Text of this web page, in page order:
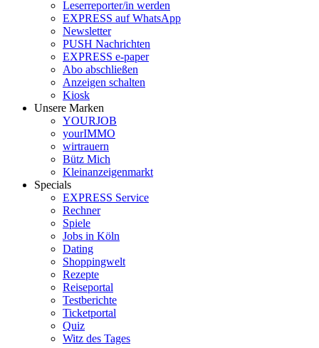
Leserreporter/in werden
EXPRESS auf WhatsApp
Newsletter
PUSH Nachrichten
EXPRESS e-paper
Abo abschließen
Anzeigen schalten
Kiosk
Unsere Marken
YOURJOB
yourIMMO
wirtrauern
Bütz Mich
Kleinanzeigenmarkt
Specials
EXPRESS Service
Rechner
Spiele
Jobs in Köln
Dating
Shoppingwelt
Rezepte
Reiseportal
Testberichte
Ticketportal
Quiz
Witz des Tages